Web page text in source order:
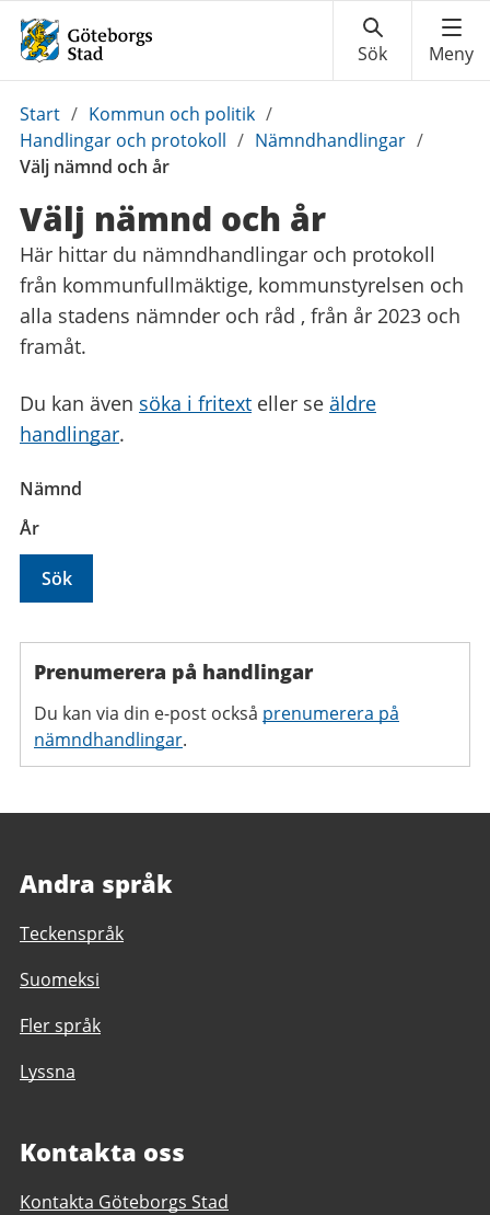
Du
är
här:
Start / Kommun och politik /
Handlingar och protokoll / Nämndhandlingar /
Välj nämnd och år
Välj nämnd och år
Här hittar du nämndhandlingar och protokoll
från kommunfullmäktige, kommunstyrelsen och
alla stadens nämnder och råd , från år 2023 och
framåt.
Du kan även söka i fritext eller se äldre
handlingar.
Nämnd
År
Prenumerera på handlingar
Du kan via din e-post också prenumerera på
nämndhandlingar.
Andra språk
Teckenspråk
Suomeksi
Fler språk
Lyssna
Kontakta oss
Kontakta Göteborgs Stad